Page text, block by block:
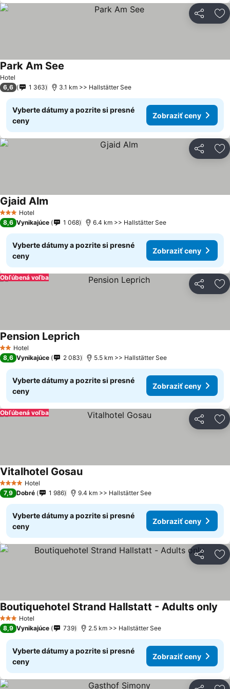
Zdieľať
Hotel
Park Am See
6,6 1 363 3.1 km >> Hallstätter See
Vyberte dátumy a pozrite si presné
ceny
Zobraziť ceny
Zdieľať
3 Počet hviezdičiek
Hotel
Gjaid Alm
8,6 Vynikajúce 1 068 6.4 km >> Hallstätter See
Vyberte dátumy a pozrite si presné
ceny
Zobraziť ceny
Zdieľať
Obľúbená voľba
2 Počet hviezdičiek
Hotel
Pension Leprich
8,6 Vynikajúce 2 083 5.5 km >> Hallstätter See
Vyberte dátumy a pozrite si presné
ceny
Zobraziť ceny
Zdieľať
Obľúbená voľba
4 Počet hviezdičiek
Hotel
Vitalhotel Gosau
7,9 Dobré 1 986 9.4 km >> Hallstätter See
Vyberte dátumy a pozrite si presné
ceny
Zobraziť ceny
Zdieľať
3 Počet hviezdičiek
Hotel
Boutiquehotel Strand Hallstatt - Adults only
8,9 Vynikajúce 739 2.5 km >> Hallstätter See
Vyberte dátumy a pozrite si presné
ceny
Zobraziť ceny